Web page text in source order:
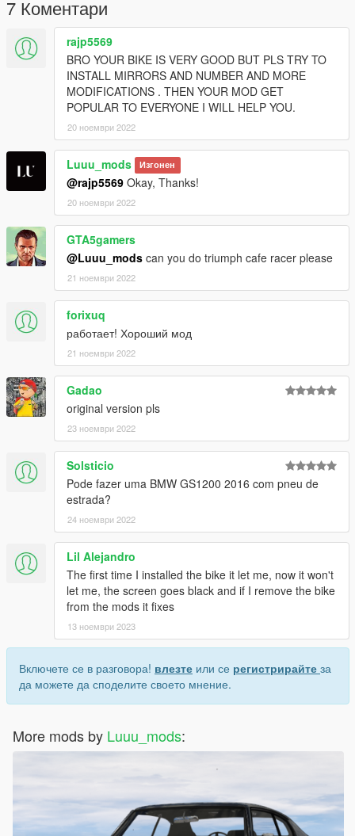
7 Коментари
rajp5569
BRO YOUR BIKE IS VERY GOOD BUT PLS TRY TO
INSTALL MIRRORS AND NUMBER AND MORE
MODIFICATIONS . THEN YOUR MOD GET
POPULAR TO EVERYONE I WILL HELP YOU.
20 ноември 2022
Luuu_mods Изгонен
@rajp5569 Okay, Thanks!
20 ноември 2022
GTA5gamers
@Luuu_mods can you do triumph cafe racer please
21 ноември 2022
forixuq
работает! Хороший мод
21 ноември 2022
Gadao
original version pls
23 ноември 2022
Solsticio
Pode fazer uma BMW GS1200 2016 com pneu de
estrada?
24 ноември 2022
Lil Alejandro
The first time I installed the bike it let me, now it won't
let me, the screen goes black and if I remove the bike
from the mods it fixes
13 ноември 2023
Включете се в разговора! влезте или се регистрирайте за
да можете да споделите своето мнение.
More mods by Luuu_mods: